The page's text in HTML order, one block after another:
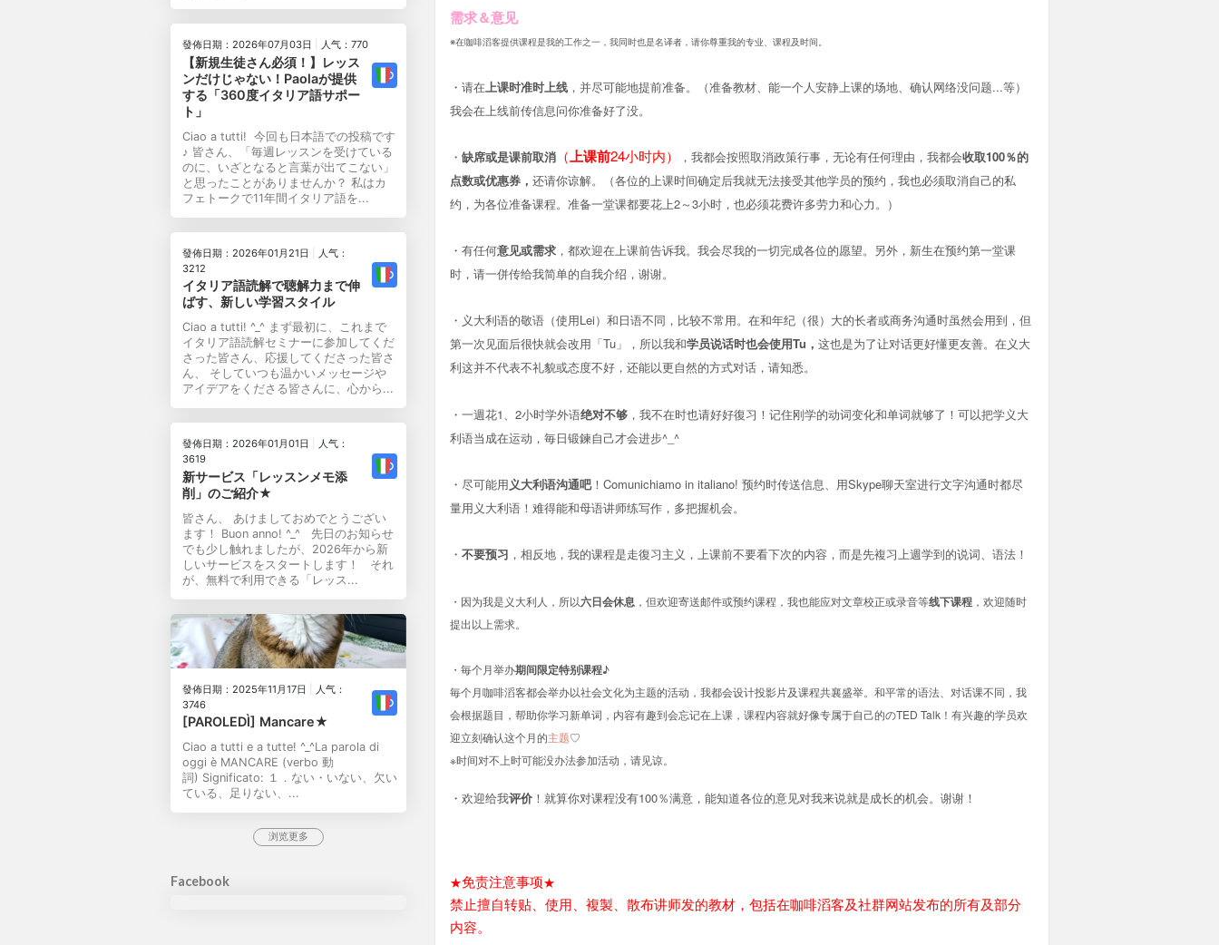
發佈日期：2026年07月03日 人气：770
【新規生徒さん必須！】レッス
ンだけじゃない！Paolaが提供
する「360度イタリア語サポー
ト」
Ciao a tutti! 今回も日本語での投稿です
♪ 皆さん、「毎週レッスンを受けている
のに、いざとなると言葉が出てこない」
と思ったことがありませんか？ 私はカ
フェトークで11年間イタリア語を...
發佈日期：2026年01月21日
人气：
3212
イタリア語読解で聴解力まで伸
ばす、新しい学習スタイル
Ciao a tutti! ^_^ まず最初に、これまで
イタリア語読解セミナーに参加してくだ
さった皆さん、応援してくださった皆さ
ん、 そしていつも温かいメッセージや
アイデアをくださる皆さんに、心から...
發佈日期：2026年01月01日
人气：
3619
新サービス「レッスンメモ添
削」のご紹介★
皆さん、 あけましておめでとうござい
ます！ Buon anno! ^_^ 先日のお知らせ
でも少し触れましたが、2026年から新
しいサービスをスタートします！ それ
が、無料で利用できる「レッス...
發佈日期：2025年11月17日
人气：
3746
[PAROLEDÌ] Mancare★
Ciao a tutti e a tutte! ^_^La parola di
oggi è MANCARE (verbo 動
詞) Significato: １．ない・いない、欠い
ている、足りない、...
浏览更多
Facebook
需求＆意见
※在咖啡滔客提供课程是我的工作之一，我同时也是名译者，请你尊重我的专业、课程及时间。
・请在 上课时准时上线 ，并尽可能地提前准备。（准备教材、能一个人安静上课的场地、确认网络没问题...等）
我会在上线前传信息问你准备好了没。
・ 缺席或是课前取消 （上课前24小时内） ，我都会按照取消政策行事，无论有任何理由，我都会收取100％的
点数或优惠券， 还请你谅解。（各位的上课时间确定后我就无法接受其他学员的预约，我也必须取消自己的私
约，为各位准备课程。准备一堂课都要花上2～3小时，也必须花费许多劳力和心力。）
・有任何意见或需求 ，都欢迎在上课前告诉我。我会尽我的一切完成各位的愿望。另外，新生在预约第一堂课
时，请一併传给我简单的自我介绍，谢谢。
・义大利语的敬语 （使用Lei）和日语不同，比较不常用。在和年纪（很）大的长者或商务沟通时虽然会用到，但
第一次见面后很快就会改用「Tu」，所以我和学员说话时也会使用Tu， 这也是为了让对话更好懂更友善。在义大
利这并不代表不礼貌或态度不好，还能以更自然的方式对话，请知悉。
・一週花1、2小时学外语绝对不够 ，我不在时也请好好復习！记住刚学的动词变化和单词就够了！可以把学义大
利语当成在运动，毎日锻鍊自己才会进步^_^
・尽可能用义大利语沟通吧！Comunichiamo in italiano! 预约时传送信息、用Skype聊天室进行文字沟通时都尽
量用义大利语！难得能和母语讲师练写作，多把握机会。
・ 不要预习 ，相反地，我的课程是走復习主义，上课前不要看下次的内容，而是先複习上週学到的说词、语法！
・因为我是义大利人，所以六日会休息 ，但欢迎寄送邮件或预约课程，我也能应对文章校正或录音等线下课程 ，欢迎随时
提出以上需求。
・毎个月举办期间限定特别课程♪
毎个月咖啡滔客都会举办以社会文化为主题的活动，我都会设计投影片及课程共襄盛举。和平常的语法、对话课不同，我
会根据题目，帮助你学习新单词，内容有趣到会忘记在上课，课程内容就好像专属于自己的のTED Talk！有兴趣的学员欢
迎立刻确认这个月的主题♡
※时间对不上时可能没办法参加活动，请见谅。
・欢迎给我评价 ！就算你对课程没有100％满意，能知道各位的意见对我来说就是成长的机会。谢谢！
★免责注意事项★
禁止擅自转贴、使用、複製、散布讲师发的教材，包括在咖啡滔客及社群网站发布的所有及部分
内容。